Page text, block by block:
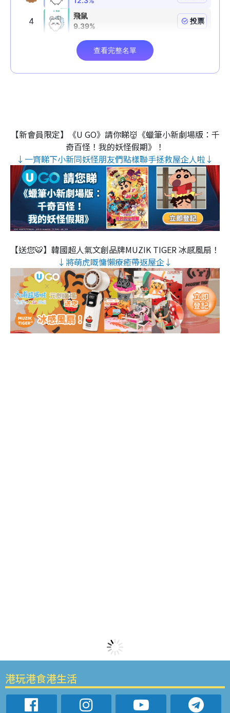
【新會員限定】《U GO》請你睇👹《蠟筆小新劇場版：千
奇百怪！我的妖怪假期》！
↓一齊睇下小新同妖怪朋友們點樣聯手拯救屋企人啦↓
【送您🐯】韓國超人氣文創品牌MUZIK TIGER 冰感風扇！
↓將萌虎嘅慵懶療癒帶返屋企↓
港玩港食港生活